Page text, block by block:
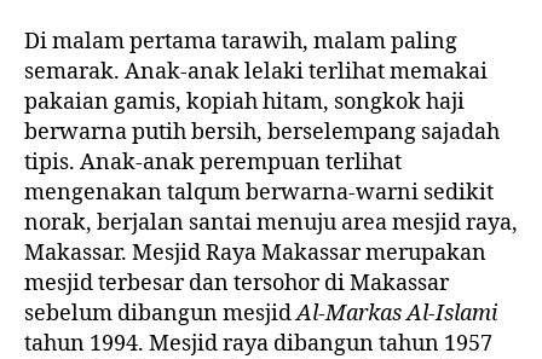
Di malam pertama tarawih, malam paling
semarak. Anak-anak lelaki terlihat memakai
pakaian gamis, kopiah hitam, songkok haji
berwarna putih bersih, berselempang sajadah
tipis. Anak-anak perempuan terlihat
mengenakan talqum berwarna-warni sedikit
norak, berjalan santai menuju area mesjid raya,
Makassar. Mesjid Raya Makassar merupakan
mesjid terbesar dan tersohor di Makassar
sebelum dibangun mesjidAl-Markas Al-Islami
tahun 1994. Mesjid raya dibangun tahun 1957